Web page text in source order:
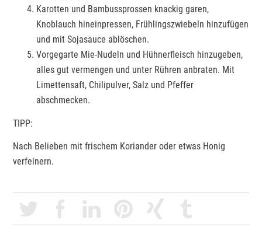
Karotten und Bambussprossen knackig garen,
Knoblauch hineinpressen, Frühlingszwiebeln hinzufügen
und mit Sojasauce ablöschen.
Vorgegarte Mie-Nudeln und Hühnerfleisch hinzugeben,
alles gut vermengen und unter Rühren anbraten. Mit
Limettensaft, Chilipulver, Salz und Pfeffer
abschmecken.
TIPP:
Nach Belieben mit frischem Koriander oder etwas Honig
verfeinern.